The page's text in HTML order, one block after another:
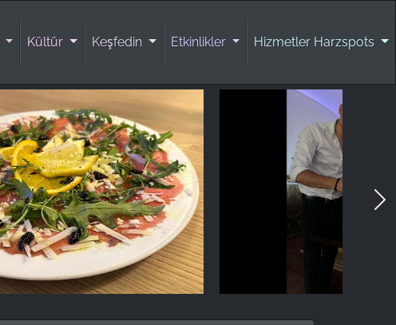
Kültür Keşfedin Etkinlikler Hizmetler Harzspots